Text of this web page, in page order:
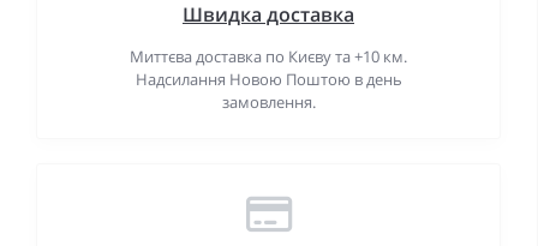
Швидка доставка
Миттєва доставка по Києву та +10 км.
Надсилання Новою Поштою в день
замовлення.